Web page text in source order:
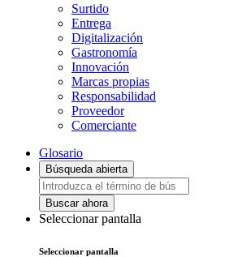
Surtido
Entrega
Digitalización
Gastronomía
Innovación
Marcas propias
Responsabilidad
Proveedor
Comerciante
Glosario
Búsqueda abierta
Buscar ahora
Seleccionar pantalla
Seleccionar pantalla